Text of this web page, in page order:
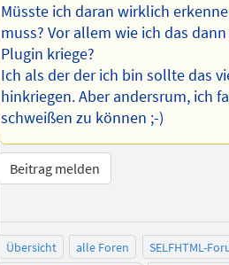
Müsste ich daran wirklich
muss? Vor allem wie ich das
Plugin kriege?
Ich als der der ich bin sollte das
hinkriegen. Aber andersrum, ich
schweißen zu können ;-)
Beitrag melden
Übersicht alle Foren
SELFHTML-